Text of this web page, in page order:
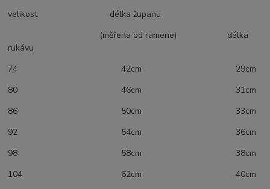
velikost délka županu
(měřena od ramene) délka
rukávu
74 42cm 29cm
80 46cm 31cm
86 50cm 33cm
92 54cm 36cm
98 58cm 38cm
104 62cm 40cm